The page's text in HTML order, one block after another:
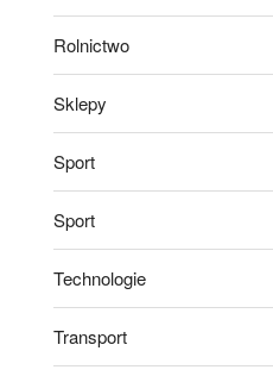
Rolnictwo
Sklepy
Sport
Sport
Technologie
Transport